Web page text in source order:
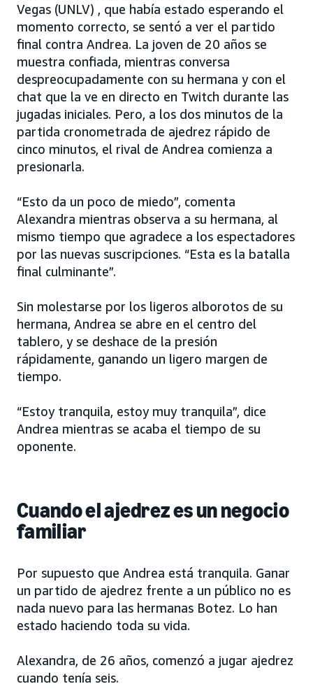
Vegas (UNLV) , que había estado esperando el
momento correcto, se sentó a ver el partido
final contra Andrea. La joven de 20 años se
muestra confiada, mientras conversa
despreocupadamente con su hermana y con el
chat que la ve en directo en Twitch durante las
jugadas iniciales. Pero, a los dos minutos de la
partida cronometrada de ajedrez rápido de
cinco minutos, el rival de Andrea comienza a
presionarla.
“Esto da un poco de miedo”, comenta
Alexandra mientras observa a su hermana, al
mismo tiempo que agradece a los espectadores
por las nuevas suscripciones. “Esta es la batalla
final culminante”.
Sin molestarse por los ligeros alborotos de su
hermana, Andrea se abre en el centro del
tablero, y se deshace de la presión
rápidamente, ganando un ligero margen de
tiempo.
“Estoy tranquila, estoy muy tranquila”, dice
Andrea mientras se acaba el tiempo de su
oponente.
Cuando el ajedrez es un negocio
familiar
Por supuesto que Andrea está tranquila. Ganar
un partido de ajedrez frente a un público no es
nada nuevo para las hermanas Botez. Lo han
estado haciendo toda su vida.
Alexandra, de 26 años, comenzó a jugar ajedrez
cuando tenía seis.